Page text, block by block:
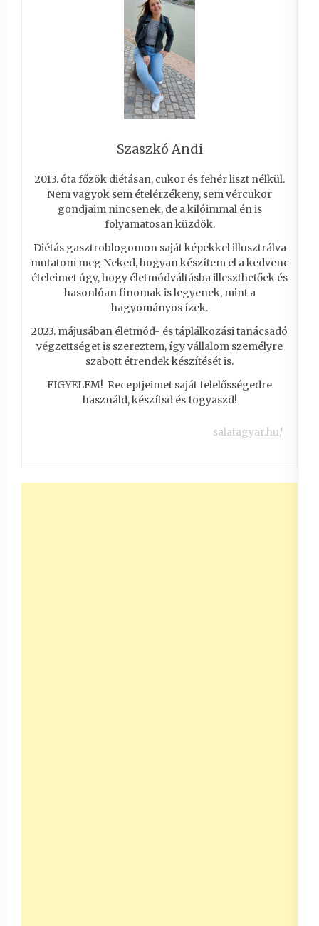
Szaszkó Andi
2013. óta főzök diétásan, cukor és fehér liszt nélkül.
Nem vagyok sem ételérzékeny, sem vércukor
gondjaim nincsenek, de a kilóimmal én is
folyamatosan küzdök.
Diétás gasztroblogomon saját képekkel illusztrálva
mutatom meg Neked, hogyan készítem el a kedvenc
ételeimet úgy, hogy életmódváltásba illeszthetőek és
hasonlóan finomak is legyenek, mint a
hagyományos ízek.
2023. májusában életmód- és táplálkozási tanácsadó
végzettséget is szereztem, így vállalom személyre
szabott étrendek készítését is.
FIGYELEM! Receptjeimet saját felelősségedre
használd, készítsd és fogyaszd!
salatagyar.hu/